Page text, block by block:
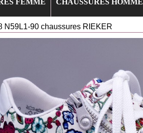
FEMME CHAUSSURES HOMME
N59L1-90 chaussures RIEKER